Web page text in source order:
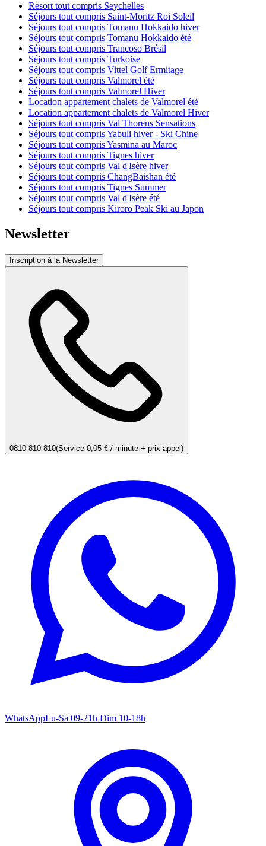
Resort tout compris Seychelles
Séjours tout compris Saint-Moritz Roi Soleil
Séjours tout compris Tomanu Hokkaido hiver
Séjours tout compris Tomanu Hokkaido été
Séjours tout compris Trancoso Brésil
Séjours tout compris Turkoise
Séjours tout compris Vittel Golf Ermitage
Séjours tout compris Valmorel été
Séjours tout compris Valmorel Hiver
Location appartement chalets de Valmorel été
Location appartement chalets de Valmorel Hiver
Séjours tout compris Val Thorens Sensations
Séjours tout compris Yabuli hiver - Ski Chine
Séjours tout compris Yasmina au Maroc
Séjours tout compris Tignes hiver
Séjours tout compris Val d'Isère hiver
Séjours tout compris ChangBaishan été
Séjours tout compris Tignes Summer
Séjours tout compris Val d'Isère été
Séjours tout compris Kiroro Peak Ski au Japon
Newsletter
Inscription à la Newsletter
0810 810 810(Service 0,05 € / minute + prix appel)
WhatsAppLu-Sa 09-21h Dim 10-18h